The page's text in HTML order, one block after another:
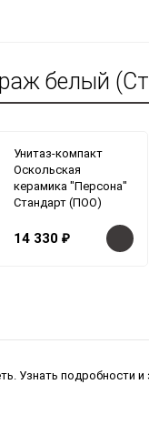
белый
Унитаз-компакт
Оскольская
керамика "Персона"
Стандарт (ПОО)
14 330 ₽
Узнать подробности